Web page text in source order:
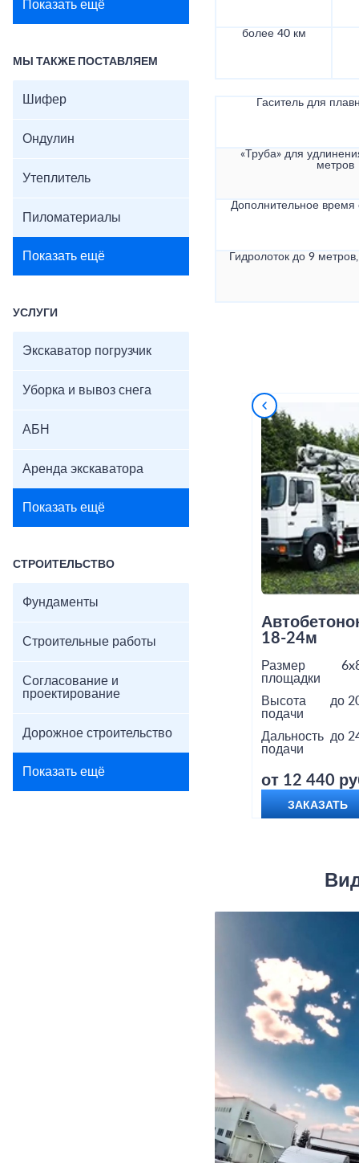
Показать ещё
МЫ ТАКЖЕ ПОСТАВЛЯЕМ
Шифер
Ондулин
Утеплитель
Пиломатериалы
Показать ещё
УСЛУГИ
Экскаватор погрузчик
Уборка и вывоз снега
АБН
Аренда экскаватора
Показать ещё
СТРОИТЕЛЬСТВО
Фундаменты
Строительные работы
Согласование и
проектирование
Дорожное строительство
Показать ещё
более 40 км
Гаситель для
«Труба» для
метров
Дополнительное
Гидролоток до 9
18-24м
Размер
площадки
Высота
подачи
до
Дальность
подачи
до
от 12 440
ЗАКАЗАТЬ